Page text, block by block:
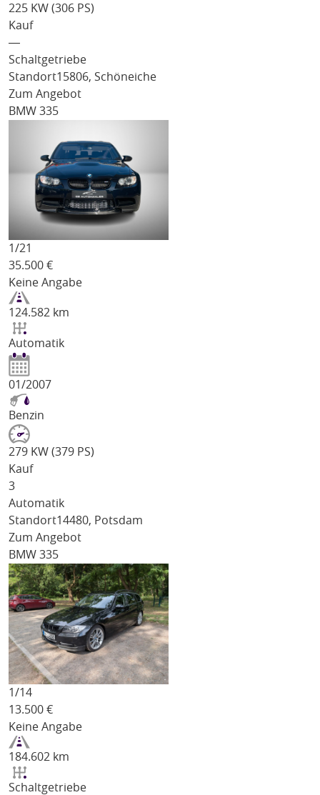
225 KW (306 PS)
Kauf
―
Schaltgetriebe
Standort15806, Schöneiche
Zum Angebot
BMW 335
1/21
35.500 €
Keine Angabe
124.582 km
Automatik
01/2007
Benzin
279 KW (379 PS)
Kauf
3
Automatik
Standort14480, Potsdam
Zum Angebot
BMW 335
1/14
13.500 €
Keine Angabe
184.602 km
Schaltgetriebe